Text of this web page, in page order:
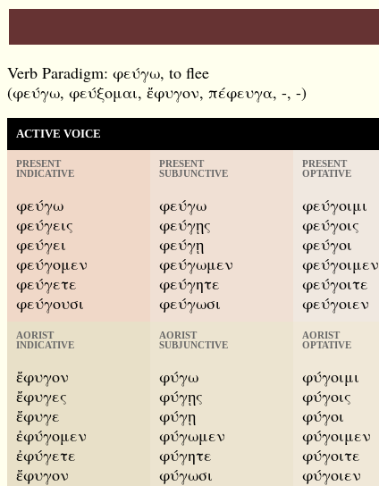
Verb Paradigm: φεύγω, to flee
(φεύγω, φεύξομαι, ἔφυγον, πέφευγα, -, -)
ACTIVE VOICE
PRESENT
INDICATIVE
φεύγω
φεύγεις
φεύγει
φεύγομεν
φεύγετε
φεύγουσι
PRESENT
SUBJUNCTIVE
φεύγω
φεύγῃς
φεύγῃ
φεύγωμεν
φεύγητε
φεύγωσι
PRESENT
OPTATIVE
φεύγοιμι
φεύγοις
φεύγοι
φεύγοιμεν
φεύγοιτε
φεύγοιεν
AORIST
INDICATIVE
ἔφυγον
ἔφυγες
ἔφυγε
ἐφύγομεν
ἐφύγετε
ἔφυγον
AORIST
SUBJUNCTIVE
φύγω
φύγῃς
φύγῃ
φύγωμεν
φύγητε
φύγωσι
AORIST
OPTATIVE
φύγοιμι
φύγοις
φύγοι
φύγοιμεν
φύγοιτε
φύγοιεν